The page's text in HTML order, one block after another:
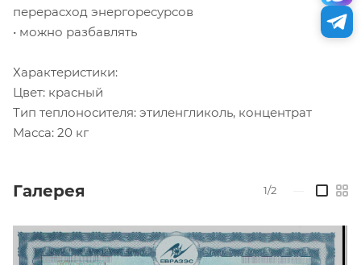
перерасход энергоресурсов
• можно разбавлять
Характеристики:
Цвет: красный
Тип теплоносителя: этиленгликоль, концентрат
Масса: 20 кг
Галерея 1/2